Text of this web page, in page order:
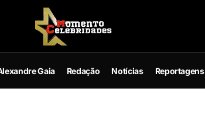
Gaia Redação Notícias Reportagens